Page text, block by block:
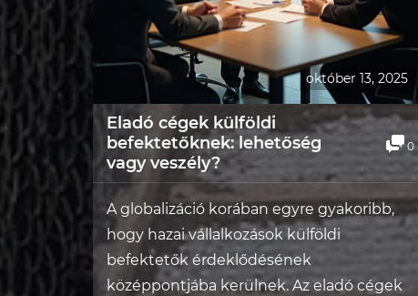
október 13, 2025
Eladó cégek külföldi
befektetőknek: lehetőség
vagy veszély?
0
A globalizáció korában egyre gyakoribb,
hogy hazai vállalkozások külföldi
befektetők érdeklődésének
középpontjába kerülnek. Az eladó cégek